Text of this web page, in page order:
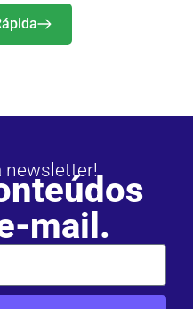
newsletter!
mail.